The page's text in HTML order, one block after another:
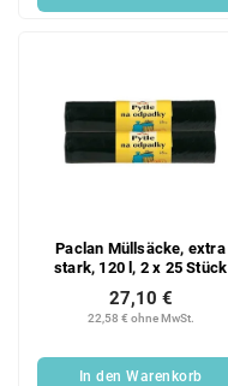
Paclan Müllsäcke, extra
stark, 120 l, 2 x 25 Stück
22,58 € ohne MwSt.
27,10 €
In den Warenkorb